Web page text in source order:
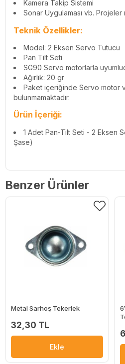
Kamera Takip Sistemi
Sonar Uygulaması vb. Projeler
Teknik Özellikler:
Model: 2 Eksen Servo Tutucu
Pan Tilt Seti
SG90 Servo motorlarla
Ağırlık: 20 gr
Paket içeriğinde Servo motor
bulunmamaktadır.
Ürün İçeriği:
1 Adet Pan-Tilt Seti - 2 Eksen
Şase)
Benzer Ürünler
Metal Sarhoş Tekerlek
32,30 TL
Ekle